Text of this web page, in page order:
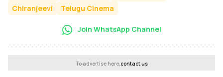
Chiranjeevi
Telugu Cinema
Join WhatsApp Channel
To advertise here,contact us